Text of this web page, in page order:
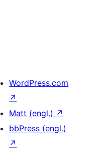
WordPress.com
↗
Matt (engl.) ↗
bbPress (engl.)
↗